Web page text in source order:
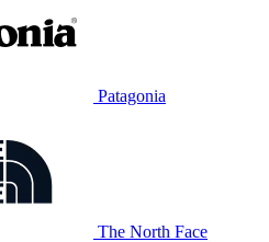
Patagonia
The North Face